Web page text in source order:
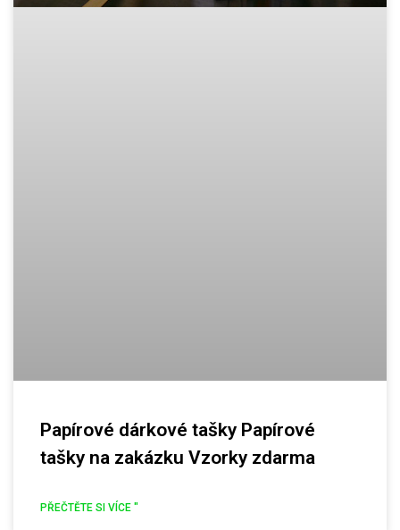
Papírové dárkové tašky Papírové
tašky na zakázku Vzorky zdarma
PŘEČTĚTE SI VÍCE "